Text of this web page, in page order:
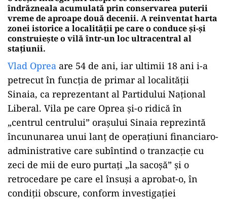
îndrăzneala acumulată prin conservarea puterii
vreme de aproape două decenii. A reinventat harta
zonei istorice a localității pe care o conduce și-și
construiește o vilă într-un loc ultracentral al
stațiunii.
Vlad Oprea are 54 de ani, iar ultimii 18 ani i-a
petrecut în funcția de primar al localității
Sinaia, ca reprezentant al Partidului Național
Liberal. Vila pe care Oprea și-o ridică în
„centrul centrului” orașului Sinaia reprezintă
încununarea unui lanț de operațiuni financiaro-
administrative care subîntind o tranzacție cu
zeci de mii de euro purtați „la sacoșă” și o
retrocedare pe care el însuși a aprobat-o, în
condiții obscure, conform investigației